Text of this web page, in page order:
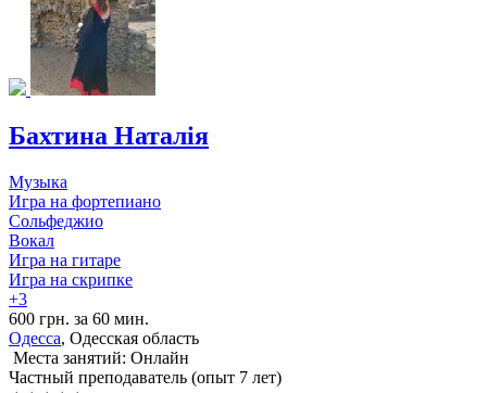
Бахтина Наталія
Музыка
Игра на фортепиано
Сольфеджио
Вокал
Игра на гитаре
Игра на скрипке
+3
600 грн. за 60 мин.
Одесса, Одесская область
Места занятий: Онлайн
Частный преподаватель (опыт 7 лет)